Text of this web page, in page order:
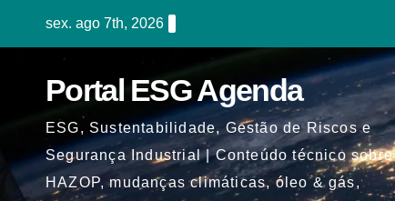
sex. ago 7th, 2026
Portal ESG Agenda
ESG, Sustentabilidade, Gestão de Riscos e
Segurança Industrial | Conteúdo técnico sobre
HAZOP, mudanças climáticas, óleo & gás,